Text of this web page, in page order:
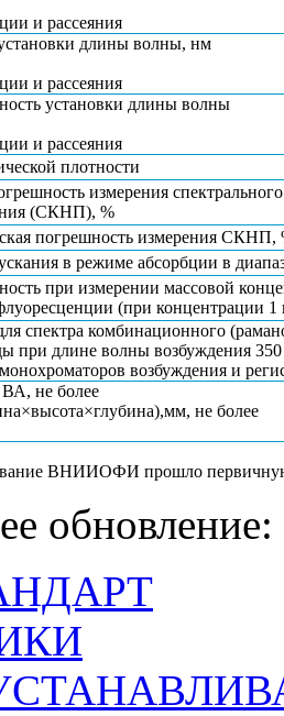
и рассеяния
длины волны, нм
и рассеяния
установки длины волны
и рассеяния
плотности
измерения
(СКНП), %
погрешность измерения СКНП,
в режиме абсорбции в
при измерении массовой
(при концентрации 1
спектра комбинационного
при длине волны возбуждения
возбуждения и
не болee
не более
ВНИИОФИ прошло